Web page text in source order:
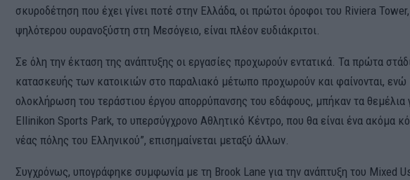
σκυροδέτηση που έχει γίνει ποτέ στην Ελλάδα, οι πρώτοι όροφοι του Riviera
ψηλότερου ουρανοξύστη στη Μεσόγειο, είναι πλέον ευδιάκριτοι.
Σε όλη την έκταση της ανάπτυξης οι εργασίες προχωρούν εντατικά. Τα πρώτα
κατασκευής των κατοικιών στο παραλιακό μέτωπο προχωρούν και φαίνονται, ενώ
ολοκλήρωση του τεράστιου έργου απορρύπανσης του εδάφους, μπήκαν τα θεμέλια
Ellinikon Sports Park, το υπερσύγχρονο Αθλητικό Κέντρο, που θα είναι ένα ακόμα
νέας πόλης του Ελληνικού”, επισημαίνεται μεταξύ άλλων.
Συγχρόνως, υπογράφηκε συμφωνία με τη Brook Lane για την ανάπτυξη του Mixed